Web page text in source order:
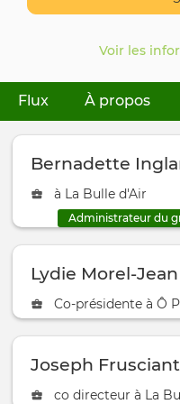
Onglets
principaux
Flux À propos
Voir les
Bernadette
à La Bulle d'Air
Administrateur du
Lydie Morel-Jean
Co-présidente à Ô
Joseph
co directeur à La